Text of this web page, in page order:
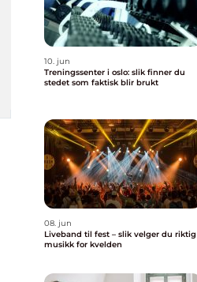
10. jun
Treningssenter i oslo: slik finner du
stedet som faktisk blir brukt
08. jun
Liveband til fest – slik velger du riktig
musikk for kvelden